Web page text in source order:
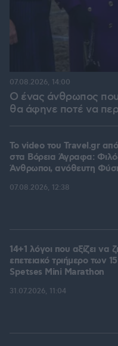
Ο ένας άνθρωπος
θα άφηνε ποτέ να
07.08.2026, 14:00
To video του Travel.gr από
στα Βόρεια Άγραφα:
Άνθρωποι, ανόθευτη
07.08.2026, 12:38
14+1 λόγοι που αξίζει να
επετειακό τριήμερο των
Spetses Mini Marathon
31.07.2026, 11:04